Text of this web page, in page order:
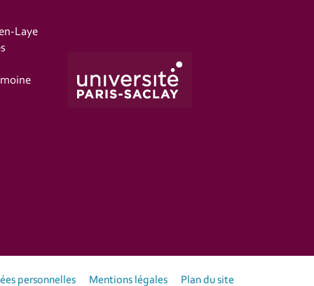
Laye
personnelles Mentions légales Plan du site